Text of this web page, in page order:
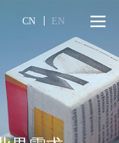
CN EN